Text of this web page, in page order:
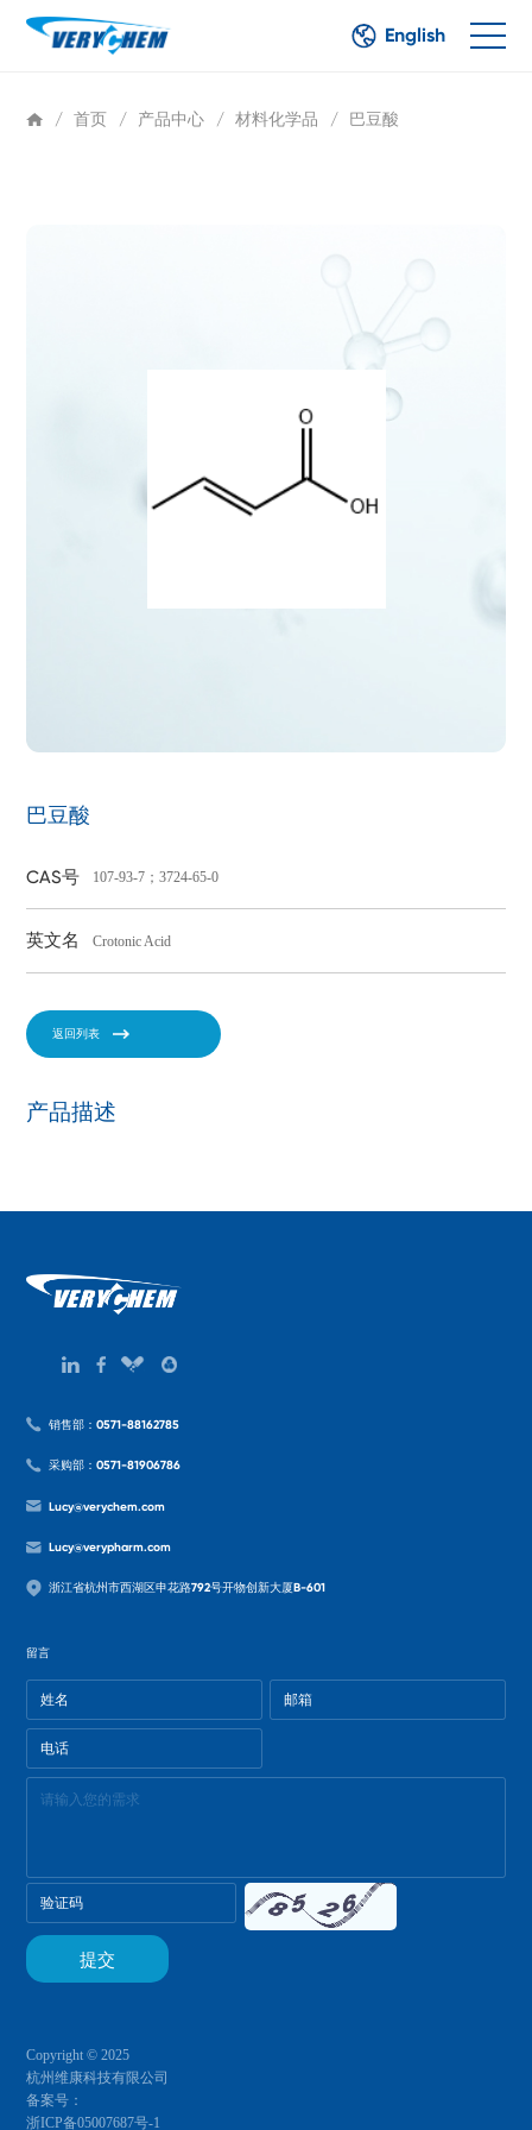
English
/ 首页 / 产品中心 / 材料化学品 / 巴豆酸
巴豆酸
CAS号 107-93-7；3724-65-0
英文名 Crotonic Acid
返回列表
产品描述
销售部：0571-88162785
采购部：0571-81906786
Lucy@verychem.com
Lucy@verypharm.com
浙江省杭州市西湖区申花路792号开物创新大厦B-601
留言
Copyright © 2025
杭州维康科技有限公司
备案号：
浙ICP备05007687号-1